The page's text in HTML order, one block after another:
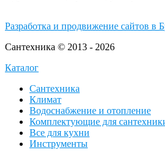
Разработка и продвижение сайтов в
Сантехника © 2013 - 2026
Каталог
Сантехника
Климат
Водоснабжение и отопление
Комплектующие для
Все для кухни
Инструменты